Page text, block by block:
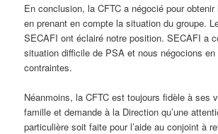
En conclusion, la CFTC a négocié pour
en prenant en compte la situation du groupe.
SECAFI ont éclairé notre position. SECAFI a
situation difficile de PSA et nous négocions en
contraintes.
Néanmoins, la CFTC est toujours fidèle à ses
famille et demande à la Direction qu’une
particulière soit faite pour l’aide au conjoint à